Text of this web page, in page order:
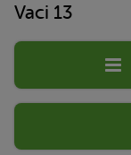
Vaci 13